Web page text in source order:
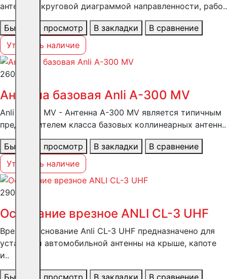
антенна с круговой диаграммой направленности, рабо..
Быстрый просмотр В закладки
В сравнение
Уточнить наличие
26083 ₽
Антенна базовая Anli А-300 MV
Anli A-300 MV - Антенна A-300 MV является типичным
представителем класса базовых коллинеарных антенн..
Быстрый просмотр В закладки
В сравнение
Уточнить наличие
2905 ₽
Основание врезное ANLI CL-3 UHF
Врезное основание Anli CL-3 UHF предназначено для
установки автомобильной антенны на крыше, капоте
и..
Быстрый просмотр В закладки
В сравнение